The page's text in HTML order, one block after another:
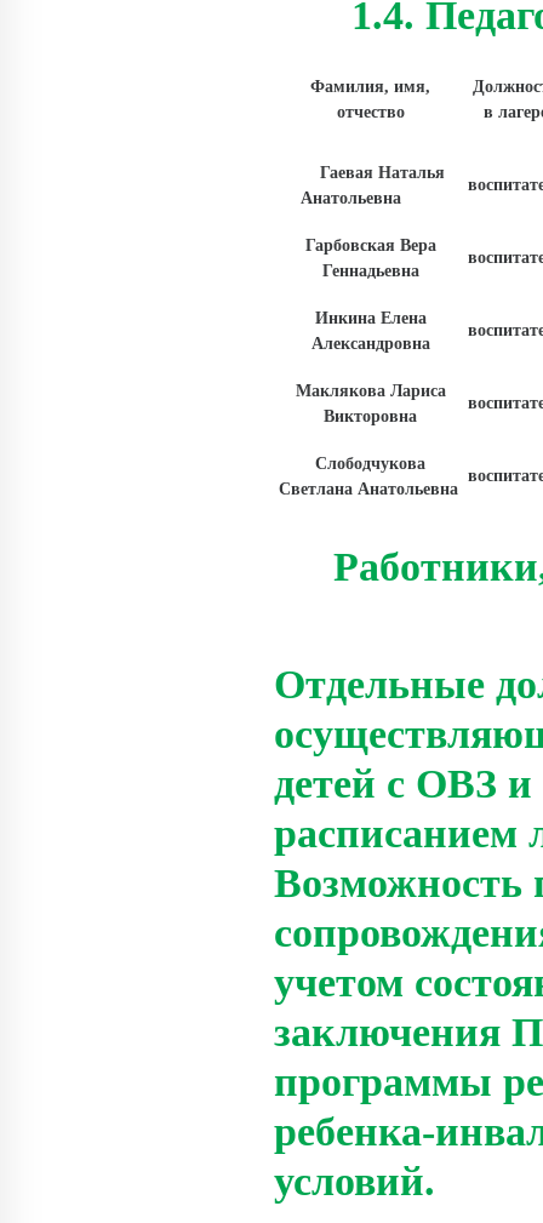
1.4.
Фамилия, имя,
отчество
в
Гаевая Наталья
Анатольевна
Гарбовская Вера
Геннадьевна
Инкина Елена
Александровна
Маклякова Лариса
Викторовна
Слободчукова
Светлана Анатольевна
Отдельные
детей с ОВЗ
расписанием
Возможность
учетом
заключения
программы
ребенка-
условий.